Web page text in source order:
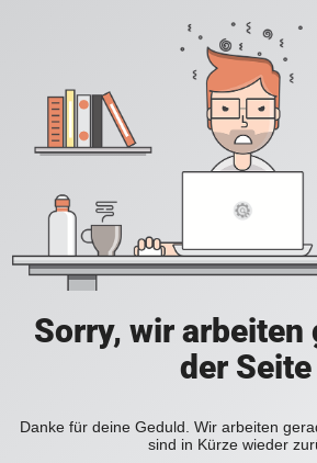
Sorry, wir arbeiten
der Seite
Danke für deine Geduld. Wir arbeiten
sind in Kürze wieder